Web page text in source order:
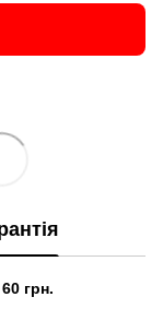
грн.